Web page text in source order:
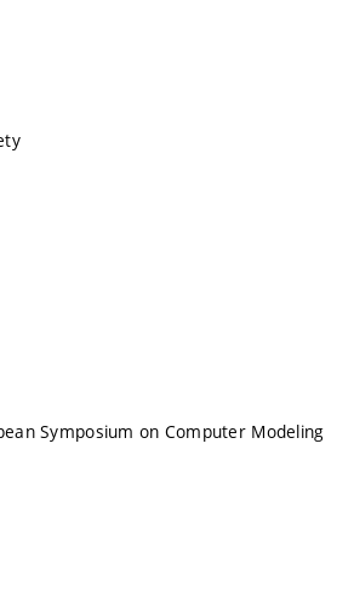
Symposium on Computer Modeling